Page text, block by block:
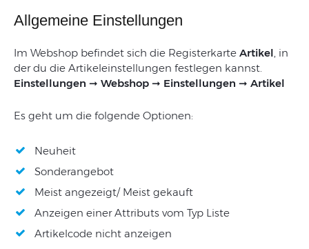
Allgemeine Einstellungen
Im Webshop befindet sich die Registerkarte Artikel , in
der du die Artikeleinstellungen festlegen kannst.
Einstellungen ➞ Webshop ➞ Einstellungen ➞ Artikel
Es geht um die folgende Optionen:
Neuheit
Sonderangebot
Meist angezeigt/ Meist gekauft
Anzeigen einer Attributs vom Typ Liste
Artikelcode nicht anzeigen